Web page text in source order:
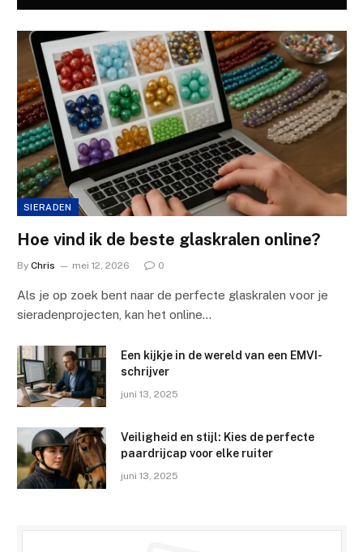
SIERADEN
Hoe vind ik de beste glaskralen online?
By Chris mei 12, 2026 0
Als je op zoek bent naar de perfecte glaskralen voor je
sieradenprojecten, kan het online…
Een kijkje in de wereld van een EMVI-
schrijver
juni 13, 2025
Veiligheid en stijl: Kies de perfecte
paardrijcap voor elke ruiter
juni 13, 2025